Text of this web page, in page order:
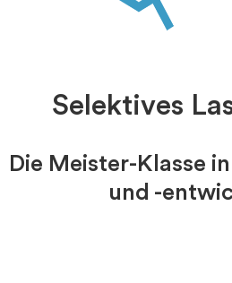
Selektives
Die Meister-Klasse
und -